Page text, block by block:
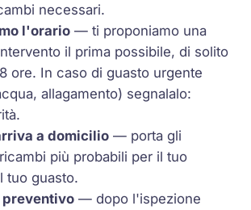
necessari.
l'orario — ti proponiamo una
il prima possibile, di solito
ore. In caso di guasto urgente
allagamento) segnalalo:
a domicilio — porta gli
più probabili per il tuo
tuo guasto.
preventivo — dopo l'ispezione